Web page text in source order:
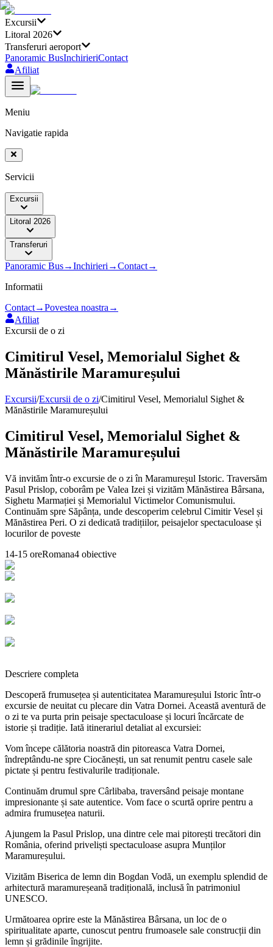
Excursii
Litoral 2026
Transferuri aeroport
Panoramic BusInchirieriContact
Afiliat
Meniu
Navigatie rapida
Servicii
Excursii
Litoral 2026
Transferuri
Panoramic Bus→Inchirieri →Contact→
Informatii
Contact→Povestea noastra →
Afiliat
Excursii de o zi
Cimitirul Vesel, Memorialul Sighet &
Mănăstirile Maramureșului
Excursii/Excursii de o zi/Cimitirul Vesel, Memorialul Sighet &
Mănăstirile Maramureșului
Cimitirul Vesel, Memorialul Sighet &
Mănăstirile Maramureșului
Vă invităm într-o excursie de o zi în Maramureșul Istoric. Traversăm
Pasul Prislop, coborâm pe Valea Izei și vizităm Mănăstirea Bârsana,
Sighetu Marmației și Memorialul Victimelor Comunismului.
Continuăm spre Săpânța, unde descoperim celebrul Cimitir Vesel și
Mănăstirea Peri. O zi dedicată tradițiilor, peisajelor spectaculoase și
locurilor de poveste
14-15 oreRomana4 obiective
Descriere completa
Descoperă frumusețea și autenticitatea Maramureșului Istoric într-o
excursie de neuitat cu plecare din Vatra Dornei. Această aventură de
o zi te va purta prin peisaje spectaculoase și locuri încărcate de
istorie și tradiție. Iată itinerariul detaliat al excursiei:
Vom începe călătoria noastră din pitoreasca Vatra Dornei,
îndreptându-ne spre Ciocănești, un sat renumit pentru casele sale
pictate și pentru festivalurile tradiționale.
Continuăm drumul spre Cârlibaba, traversând peisaje montane
impresionante și sate autentice. Vom face o scurtă oprire pentru a
admira frumusețea naturii.
Ajungem la Pasul Prislop, una dintre cele mai pitorești trecători din
România, oferind priveliști spectaculoase asupra Munților
Maramureșului.
Vizităm Biserica de lemn din Bogdan Vodă, un exemplu splendid de
arhitectură maramureșeană tradițională, inclusă în patrimoniul
UNESCO.
Următoarea oprire este la Mănăstirea Bârsana, un loc de o
spiritualitate aparte, cunoscut pentru frumoasele sale construcții din
lemn și grădinile îngrijite.